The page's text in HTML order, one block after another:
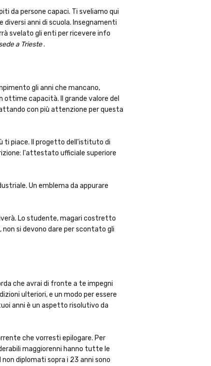
da persone capaci. Ti sveliamo qui
anni di scuola. Insegnamenti
svelato gli enti per ricevere info
a Trieste.
gli anni che mancano,
capacità. Il grande valore del
con più attenzione per questa
ti piace. Il progetto dell'istituto di
l'attestato ufficiale superiore
Un emblema da appurare
Lo studente, magari costretto
si devono dare per scontato gli
che avrai di fronte a te impegni
ulteriori, e un modo per essere
anni è un aspetto risolutivo da
che vorresti epilogare. Per
maggiorenni hanno tutte le
diplomati sopra i 23 anni sono